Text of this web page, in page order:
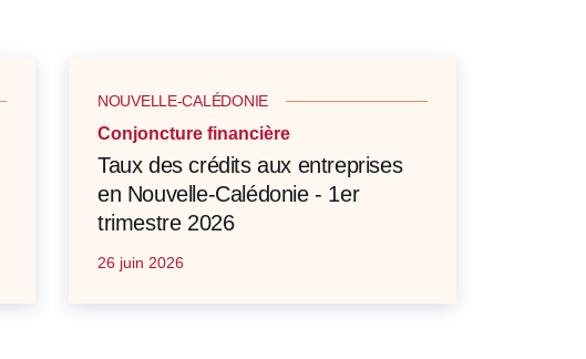
NOUVELLE-CALÉDONIE
Conjoncture financière
Taux des crédits aux entreprises
en Nouvelle-Calédonie - 1er
trimestre 2026
26 juin 2026